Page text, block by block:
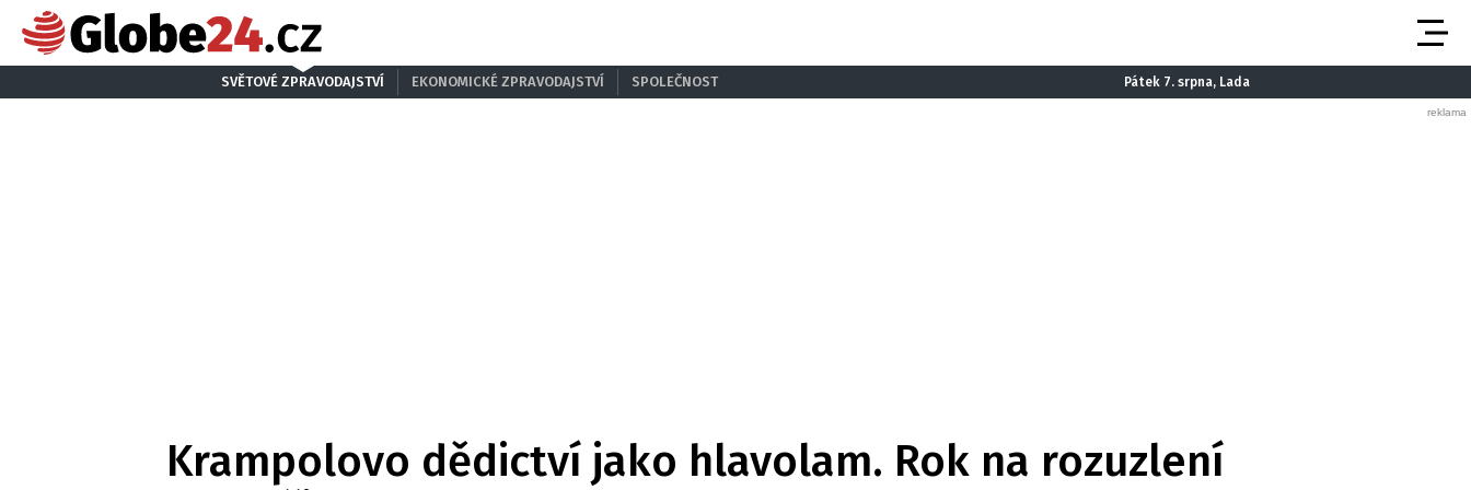
SVĚTOVÉ ZPRAVODAJSTVÍ EKONOMICKÉ ZPRAVODAJSTVÍ SPOLEČNOST Pátek 7. srpna, Lada
Krampolovo dědictví jako hlavolam. Rok na rozuzlení